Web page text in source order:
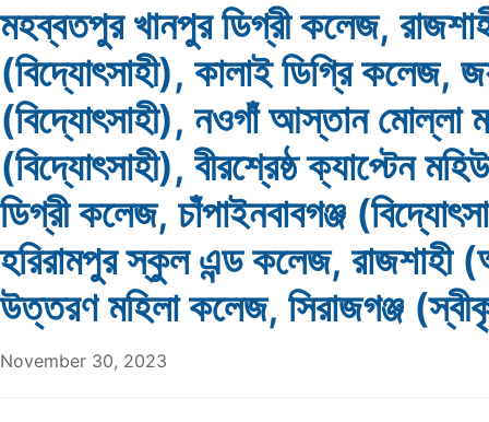
মহব্বতপুর খানপুর ডিগ্রী কলেজ,
(বিদ্যোৎসাহী), কালাই ডিগ্রি কলেজ,
(বিদ্যোৎসাহী), নওগাঁ আস্তান মোল্লা
(বিদ্যোৎসাহী), বীরশ্রেষ্ঠ ক্যাপ্টেন
ডিগ্রী কলেজ, চাঁপাইনবাবগঞ্জ
হরিরামপুর স্কুল এন্ড কলেজ, রাজশাহী
উত্তরণ মহিলা কলেজ, সিরাজগঞ্জ
November 30, 2023